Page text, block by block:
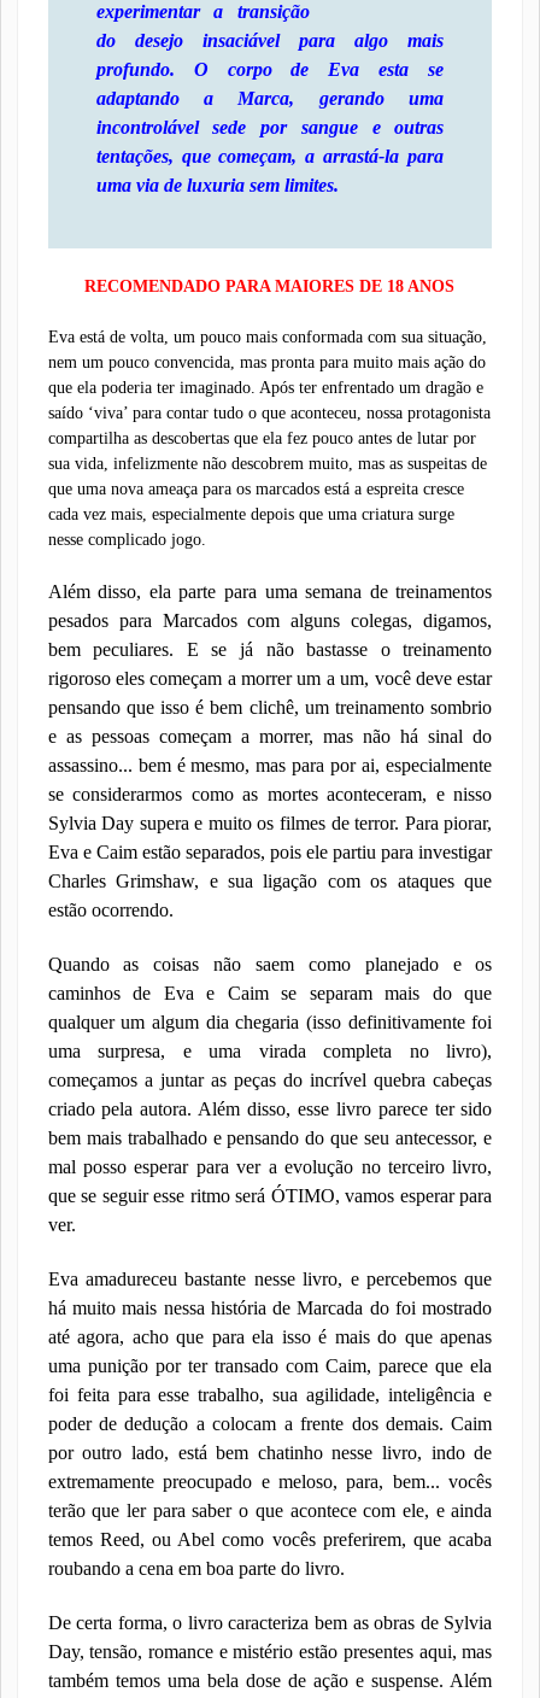
experimentar a transição
do desejo insaciável para algo mais
profundo. O corpo de Eva esta se
adaptando a Marca, gerando uma
incontrolável sede por sangue e outras
tentações, que começam, a arrastá-la para
uma via de luxuria sem limites.
RECOMENDADO PARA MAIORES DE 18 ANOS
Eva está de volta, um pouco mais conformada com sua situação,
nem um pouco convencida, mas pronta para muito mais ação do
que ela poderia ter imaginado. Após ter enfrentado um dragão e
saído ‘viva’ para contar tudo o que aconteceu, nossa protagonista
compartilha as descobertas que ela fez pouco antes de lutar por
sua vida, infelizmente não descobrem muito, mas as suspeitas de
que uma nova ameaça para os marcados está a espreita cresce
cada vez mais, especialmente depois que uma criatura surge
nesse complicado jogo.
Além disso, ela parte para uma semana de treinamentos
pesados para Marcados com alguns colegas, digamos,
bem peculiares. E se já não bastasse o treinamento
rigoroso eles começam a morrer um a um, você deve estar
pensando que isso é bem clichê, um treinamento sombrio
e as pessoas começam a morrer, mas não há sinal do
assassino... bem é mesmo, mas para por ai, especialmente
se considerarmos como as mortes aconteceram, e nisso
Sylvia Day supera e muito os filmes de terror. Para piorar,
Eva e Caim estão separados, pois ele partiu para investigar
Charles Grimshaw, e sua ligação com os ataques que
estão ocorrendo.
Quando as coisas não saem como planejado e os
caminhos de Eva e Caim se separam mais do que
qualquer um algum dia chegaria (isso definitivamente foi
uma surpresa, e uma virada completa no livro),
começamos a juntar as peças do incrível quebra cabeças
criado pela autora. Além disso, esse livro parece ter sido
bem mais trabalhado e pensando do que seu antecessor, e
mal posso esperar para ver a evolução no terceiro livro,
que se seguir esse ritmo será ÓTIMO, vamos esperar para
ver.
Eva amadureceu bastante nesse livro, e percebemos que
há muito mais nessa história de Marcada do foi mostrado
até agora, acho que para ela isso é mais do que apenas
uma punição por ter transado com Caim, parece que ela
foi feita para esse trabalho, sua agilidade, inteligência e
poder de dedução a colocam a frente dos demais. Caim
por outro lado, está bem chatinho nesse livro, indo de
extremamente preocupado e meloso, para, bem... vocês
terão que ler para saber o que acontece com ele, e ainda
temos Reed, ou Abel como vocês preferirem, que acaba
roubando a cena em boa parte do livro.
De certa forma, o livro caracteriza bem as obras de Sylvia
Day, tensão, romance e mistério estão presentes aqui, mas
também temos uma bela dose de ação e suspense. Além